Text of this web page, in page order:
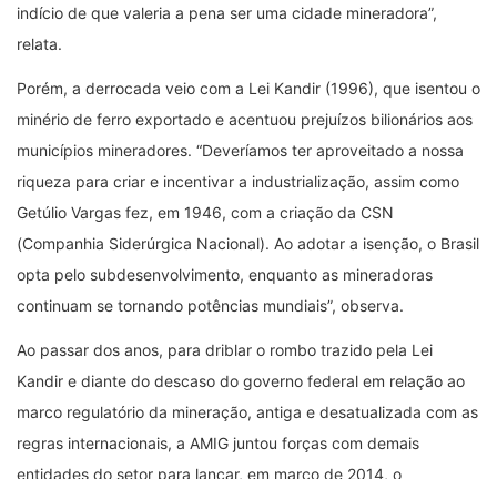
indício de que valeria a pena ser uma cidade mineradora”,
relata.
Porém, a derrocada veio com a Lei Kandir (1996), que isentou o
minério de ferro exportado e acentuou prejuízos bilionários aos
municípios mineradores. “Deveríamos ter aproveitado a nossa
riqueza para criar e incentivar a industrialização, assim como
Getúlio Vargas fez, em 1946, com a criação da CSN
(Companhia Siderúrgica Nacional). Ao adotar a isenção, o Brasil
opta pelo subdesenvolvimento, enquanto as mineradoras
continuam se tornando potências mundiais”, observa.
Ao passar dos anos, para driblar o rombo trazido pela Lei
Kandir e diante do descaso do governo federal em relação ao
marco regulatório da mineração, antiga e desatualizada com as
regras internacionais, a AMIG juntou forças com demais
entidades do setor para lançar, em março de 2014, o